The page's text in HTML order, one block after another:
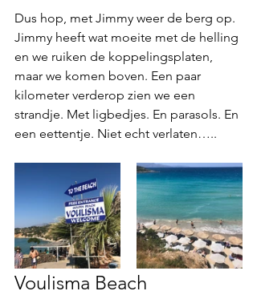
Dus hop, met Jimmy weer de berg op.
Jimmy heeft wat moeite met de helling
en we ruiken de koppelingsplaten,
maar we komen boven. Een paar
kilometer verderop zien we een
strandje. Met ligbedjes. En parasols. En
een eettentje. Niet echt verlaten…..
Voulisma Beach